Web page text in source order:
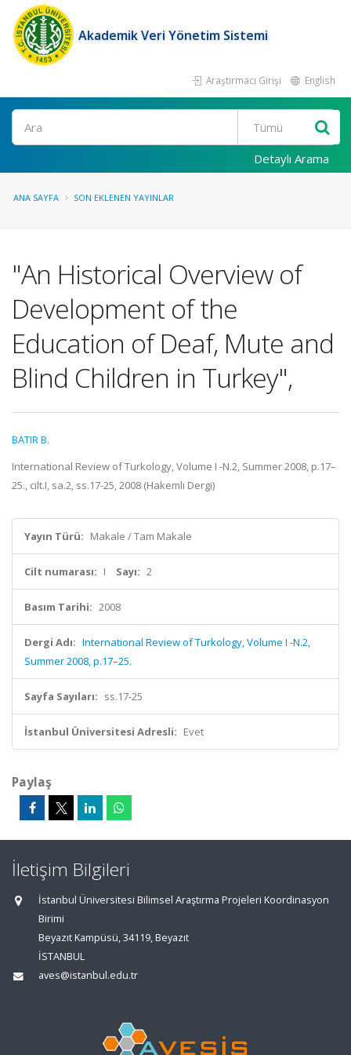
Akademik Veri Yönetim Sistemi
Araştırmacı Girişi English
Ara
Detaylı Arama
ANA SAYFA SON EKLENEN YAYINLAR
"An Historical Overview of
Development of the
Education of Deaf, Mute and
Blind Children in Turkey",
BATIR B.
International Review of Turkology, Volume I -N.2, Summer 2008, p.17–
25., cilt.I, sa.2, ss.17-25, 2008 (Hakemli Dergi)
Yayın Türü: Makale / Tam Makale
Cilt numarası: I Sayı: 2
Basım Tarihi: 2008
Dergi Adı: International Review of Turkology, Volume I -N.2,
Summer 2008, p.17–25.
Sayfa Sayıları: ss.17-25
İstanbul Üniversitesi Adresli: Evet
Paylaş
İletişim Bilgileri
İstanbul Üniversitesi Bilimsel Araştırma Projeleri Koordinasyon
Birimi
Beyazıt Kampüsü, 34119, Beyazıt
İSTANBUL
aves@istanbul.edu.tr